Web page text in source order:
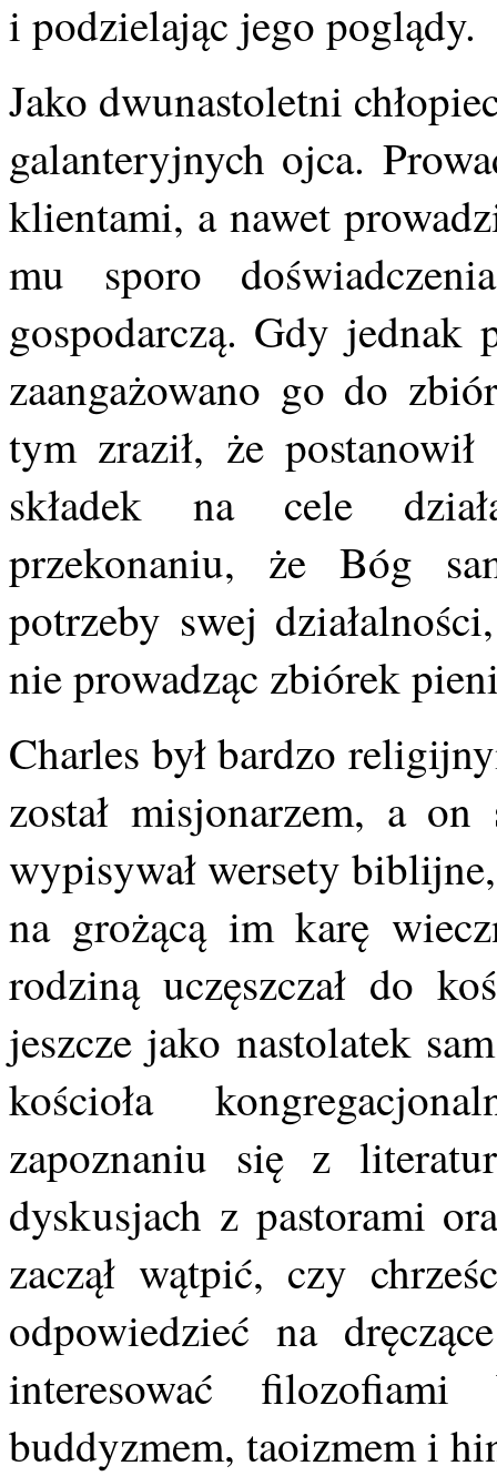
i podzielając jego poglądy.
Jako dwunastoletni
galanteryjnych ojca.
klientami, a nawet
mu sporo
gospodarczą. Gdy jednak
zaangażowano go do
tym zraził, że
składek na cele
przekonaniu, że Bóg
potrzeby swej
nie prowadząc zbiórek
Charles był bardzo
został misjonarzem, a
wypisywał wersety
na grożącą im karę
rodziną uczęszczał do
jeszcze jako nastolatek
kościoła
zapoznaniu się z
dyskusjach z pastorami
zaczął wątpić, czy
odpowiedzieć na
interesować filozofiami
buddyzmem, taoizmem i